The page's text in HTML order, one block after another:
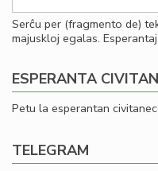
Serĉu per (fragmento de)
majuskloj egalas.
ESPERANTA
Petu la esperantan
TELEGRAM